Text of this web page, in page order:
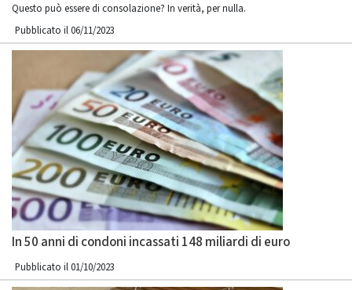
Questo può essere di consolazione? In verità, per nulla.
Pubblicato il 06/11/2023
In 50 anni di condoni incassati 148 miliardi di euro
Pubblicato il 01/10/2023